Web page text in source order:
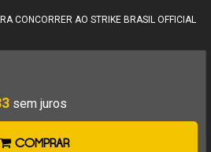
CONCORRER AO STRIKE BRASIL OFFICIAL
sem juros
COMPRAR